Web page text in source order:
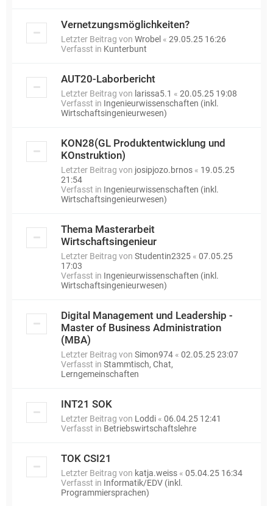
Vernetzungsmöglichkeiten?
Letzter Beitrag von Wrobel « 29.05.25 16:26
Verfasst in Kunterbunt
AUT20-Laborbericht
Letzter Beitrag von larissa5.1 « 20.05.25 19:08
Verfasst in Ingenieurwissenschaften (inkl.
Wirtschaftsingenieurwesen)
KON28(GL Produktentwicklung und
KOnstruktion)
Letzter Beitrag von josipjozo.brnos « 19.05.25
21:54
Verfasst in Ingenieurwissenschaften (inkl.
Wirtschaftsingenieurwesen)
Thema Masterarbeit
Wirtschaftsingenieur
Letzter Beitrag von Studentin2325 « 07.05.25
17:03
Verfasst in Ingenieurwissenschaften (inkl.
Wirtschaftsingenieurwesen)
Digital Management und Leadership -
Master of Business Administration
(MBA)
Letzter Beitrag von Simon974 « 02.05.25 23:07
Verfasst in Stammtisch, Chat,
Lerngemeinschaften
INT21 SOK
Letzter Beitrag von Loddi « 06.04.25 12:41
Verfasst in Betriebswirtschaftslehre
TOK CSI21
Letzter Beitrag von katja.weiss « 05.04.25 16:34
Verfasst in Informatik/EDV (inkl.
Programmiersprachen)